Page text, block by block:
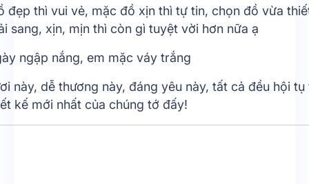
đẹp thì vui vẻ, mặc đồ xịn thì tự tin, chọn đồ vừa
sang, xịn, mịn thì còn gì tuyệt vời hơn nữa ạ
ngập nắng, em mặc váy trắng
này, dễ thương này, đáng yêu này, tất cả đều hội
kế mới nhất của chúng tớ đấy!